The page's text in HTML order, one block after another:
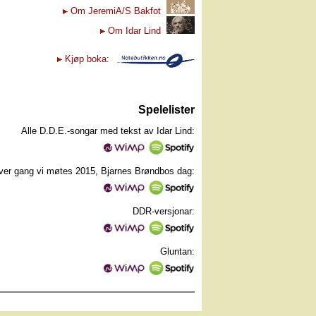
Om JeremiA/S Bakfot
Om Idar Lind
Kjøp boka:
Spelelister
Alle D.D.E.-songar med tekst av Idar Lind:
gang vi møtes 2015, Bjarnes Brøndbos dag:
DDR-versjonar:
Gluntan: